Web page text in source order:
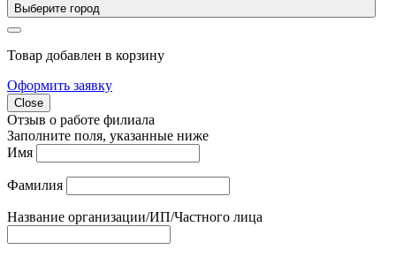
Выберите город
Товар добавлен в корзину
Оформить заявку
Close
Отзыв о работе филиала
Заполните поля, указанные ниже
Имя
Фамилия
Название организации/ИП/Частного лица